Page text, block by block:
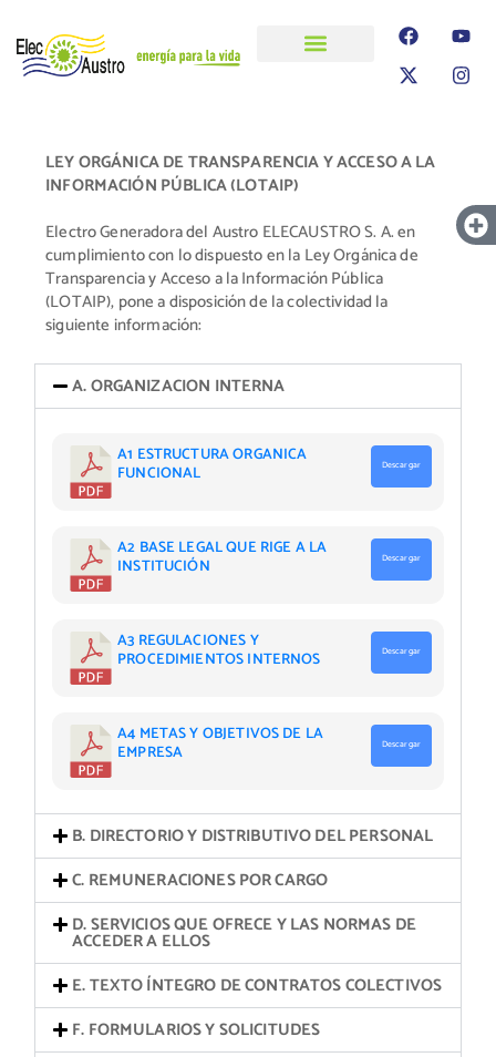
LEY ORGÁNICA DE TRANSPARENCIA Y ACCESO A LA
INFORMACIÓN PÚBLICA (LOTAIP)
Electro Generadora del Austro ELECAUSTRO S. A. en
cumplimiento con lo dispuesto en la Ley Orgánica de
Transparencia y Acceso a la Información Pública
(LOTAIP), pone a disposición de la colectividad la
siguiente información:
A. ORGANIZACION INTERNA
A1 ESTRUCTURA ORGANICA
FUNCIONAL Descargar
A2 BASE LEGAL QUE RIGE A LA
INSTITUCIÓN Descargar
A3 REGULACIONES Y
PROCEDIMIENTOS INTERNOS Descargar
A4 METAS Y OBJETIVOS DE LA
EMPRESA Descargar
B. DIRECTORIO Y DISTRIBUTIVO DEL PERSONAL
C. REMUNERACIONES POR CARGO
D. SERVICIOS QUE OFRECE Y LAS NORMAS DE
ACCEDER A ELLOS
E. TEXTO ÍNTEGRO DE CONTRATOS COLECTIVOS
F. FORMULARIOS Y SOLICITUDES